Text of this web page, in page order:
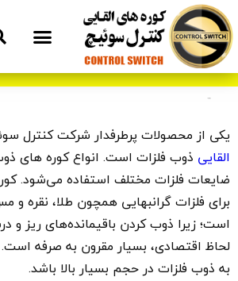
یکی از محصولات پرطرفدار شرکت کنترل
القاییذوب فلزات است. انواع کوره های
ضایعات فلزات مختلف استفاده می‌شود.
برای فلزات گرانبهایی همچون طلا، نقره و
است؛ زیرا ذوب کردن باقیمانده‌های ریز و
لحاظ اقتصادی، بسیار مقرون به صرفه
به ذوب فلزات در حجم بسیار بالا باشد.